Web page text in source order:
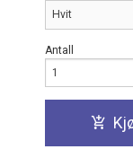
Antall